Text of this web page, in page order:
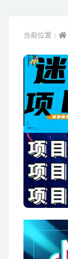
当前位置：